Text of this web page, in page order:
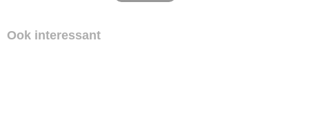
Ook interessant